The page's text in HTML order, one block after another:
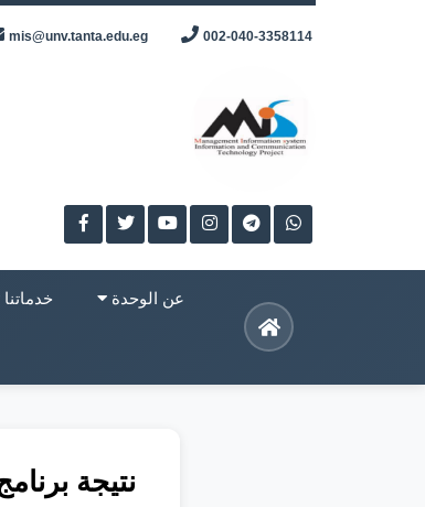
002-040-3358114
mis@unv.tanta.edu.eg
عن الوحدة خدماتنا
نتيجة